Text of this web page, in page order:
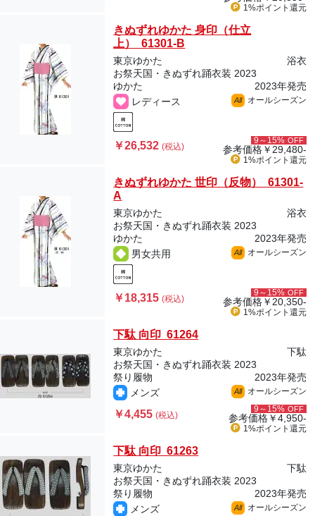
1%ポイント 還元
きぬずれゆかた 身印（仕立
上） 61301-B
東京ゆかた
浴衣
お祭天国・きぬずれ踊衣装 2023
ゆかた
2023年発売
レディース
All オールシーズン
￥26,532(税込)
9～15% OFF
参考価格￥29,480-
1%ポイント 還元
きぬずれゆかた 世印（反物） 61301-
A
東京ゆかた
浴衣
お祭天国・きぬずれ踊衣装 2023
ゆかた
2023年発売
男女共用
All オールシーズン
￥18,315(税込)
9～15% OFF
参考価格￥20,350-
1%ポイント 還元
下駄 向印 61264
東京ゆかた
下駄
お祭天国・きぬずれ踊衣装 2023
祭り履物
2023年発売
メンズ
All オールシーズン
￥4,455(税込)
9～15% OFF
参考価格￥4,950-
1%ポイント 還元
下駄 向印 61263
東京ゆかた
下駄
お祭天国・きぬずれ踊衣装 2023
祭り履物
2023年発売
メンズ
All オールシーズン